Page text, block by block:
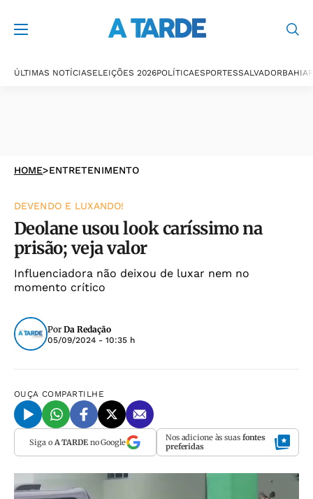
ÚLTIMAS NOTÍCIASELEIÇÕES 2026POLÍTICAESPORTESSALVADORBAHIA
HOME>ENTRETENIMENTO
DEVENDO E LUXANDO!
Deolane usou look caríssimo na
prisão; veja valor
Influenciadora não deixou de luxar nem no
momento crítico
Por Da Redação
05/09/2024 - 10:35 h
OUÇA COMPARTILHE
Siga o A TARDEno Google Nos adicione às suas fontes
preferidas